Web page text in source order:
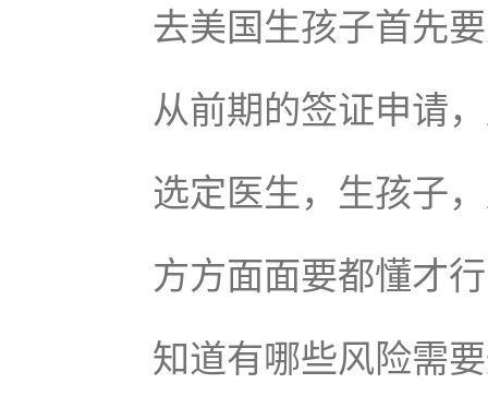
去美国生孩子首先
从前期的签证申请
选定医生，生孩子
方方面面要都懂才
知道有哪些风险需